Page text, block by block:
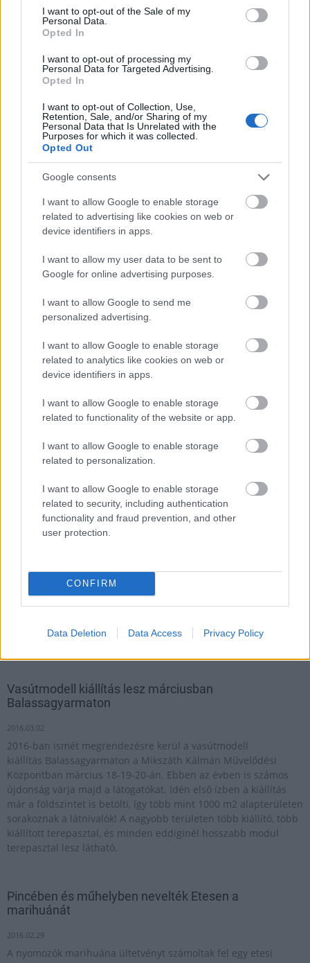
consent section.
I want to opt-out of the Sale of my
Personal Data.
Opted In
I want to opt-out of processing my
Personal Data for Targeted Advertising.
Opted In
I want to opt-out of Collection, Use,
Retention, Sale, and/or Sharing of my
Personal Data that Is Unrelated with the
Purposes for which it was collected.
Opted Out
Google consents
I want to allow Google to enable storage
related to advertising like cookies on web or
device identifiers in apps.
I want to allow my user data to be sent to
Google for online advertising purposes.
I want to allow Google to send me
personalized advertising.
I want to allow Google to enable storage
related to analytics like cookies on web or
device identifiers in apps.
I want to allow Google to enable storage
related to functionality of the website or app.
I want to allow Google to enable storage
related to personalization.
I want to allow Google to enable storage
related to security, including authentication
functionality and fraud prevention, and other
user protection.
CONFIRM
Data Deletion Data Access Privacy Policy
és körzeti televízióknak a Magyar Média Mecenatúra program
keretében. A Balassagyarmat 95,7 MHz helyi rádiós
médiaszolgáltatási pályázat felhívásának végleges szövegéről is
döntött, amely csütörtöktől olvasható az NMHH honlapján. A
korábban nyilvánosságra bocsátott tervezetre nem érkezett
észrevétel, így a kiírás szerint a 18 ezer fős vételkörzet
napon lehet majd benyújtani a pályázatokat. A területen
jelenleg nem szól rádió.
Meghívó a március 15-i ünnepi műsorokra
"Legyen lelked szabad..." címmel zenés műsorral egybekötött
ünnepi megemlékezést rendeznek az 1848 / 49-es Forradalom
és szabadságharc évfordulójára március 15-én Salgótarján
Múzeum terén. Ünnepi beszédet mond Fekete Zsolt, a város új
polgármestere, majd a Széchenyi szobornál lesz koszorúzás.
Hatszázmilliós fejlesztés a Balassa Kórházban
2016.03.04
Hatszázmillió forintos, a rehabilitációs ellátást érintő fejlesztés
zárult le a szekszárdi Balassa János Kórházban - közölte az
intézmény.
A Konda-völgy új őrzője
A gyógyító hangfürdő
Rákellenes Liga Salgótarjáni Alapszervezet Stresszoldó
Klubjának legutóbbi rendezvényén részt vettek. Jászberényi
Tünde és Péter a hangtálak és óriás gongok világába vezette el
a megjelenteket. Megtapasztalhatták a teljes ellazulás
élményét, a hangfürdő jótékony hatását.
Vasútmodell kiállítás lesz márciusban
Balassagyarmaton
2016.03.02
2016-ban ismét megrendezésre kerül a vasútmodell
kiállítás Balassagyarmaton a Mikszáth Kálmán Művelődési
Központban március 18-19-20-án. Ebben az évben is számos
újdonság várja majd a látogatókat. Idén első ízben a kiállítás
már a földszintet is betölti, így több mint 1000 m2 alapterületen
sorakoznak a látnivalók! A nagyobb területen több kiállító, több
kiállított terepasztal, és minden eddiginél hosszabb modul
terepasztal lesz látható.
Pincében és műhelyben nevelték Etesen a
marihuánát
2016.02.29
A nyomozók marihuána ültetvényt számoltak fel egy etesi